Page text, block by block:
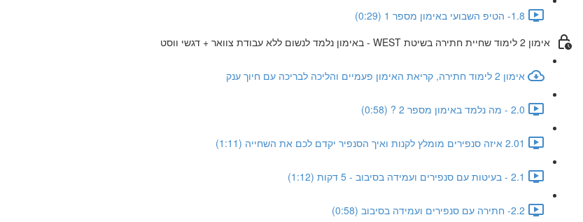
1.8- הטיפ השבועי באימון מספר 1 (0:29)
אימון 2 לימוד שחיית חתירה בשיטת WEST - באימון נלמד לנשום ללא עבודת צוואר + דגשי ווסט
אימון 2 לימוד חתירה, קריאת האימון פעמיים והליכה לבריכה עם חיוך ענק
2.0 - מה נלמד באימון מספר 2 ? (0:58)
2.01 איזה סנפירים מומלץ לקנות ואיך הסנפיר יקדם לכם את השחייה (1:11)
2.1 - בעיטות עם סנפירים ועמידה בסיבוב - 5 דקות (1:12)
2.2- חתירה עם סנפירים ועמידה בסיבוב (0:58)